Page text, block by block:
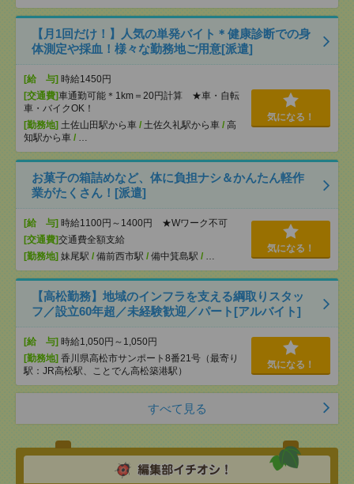
【月1回だけ！】人気の単発バイト＊健康診断での身
体測定や採血！様々な勤務地ご用意[派遣]
[給 与] 時給1450円
[交通費]車通勤可能＊1km＝20円計算 ★車・自転
車・バイクOK！
[勤務地] 土佐山田駅から車 / 土佐久礼駅から車 / 高
知駅から車 / …
気になる！
お菓子の箱詰めなど、体に負担ナシ＆かんたん軽作
業がたくさん！[派遣]
[給 与] 時給1100円～1400円 ★Wワーク不可
[交通費]交通費全額支給
[勤務地] 妹尾駅 / 備前西市駅 / 備中箕島駅 / …
気になる！
【高松勤務】地域のインフラを支える綱取りスタッ
フ／設立60年超／未経験歓迎／パート[アルバイト]
[給 与] 時給1,050円～1,050円
[勤務地] 香川県高松市サンポート8番21号（最寄り
駅：JR高松駅、ことでん高松築港駅）
気になる！
すべて見る